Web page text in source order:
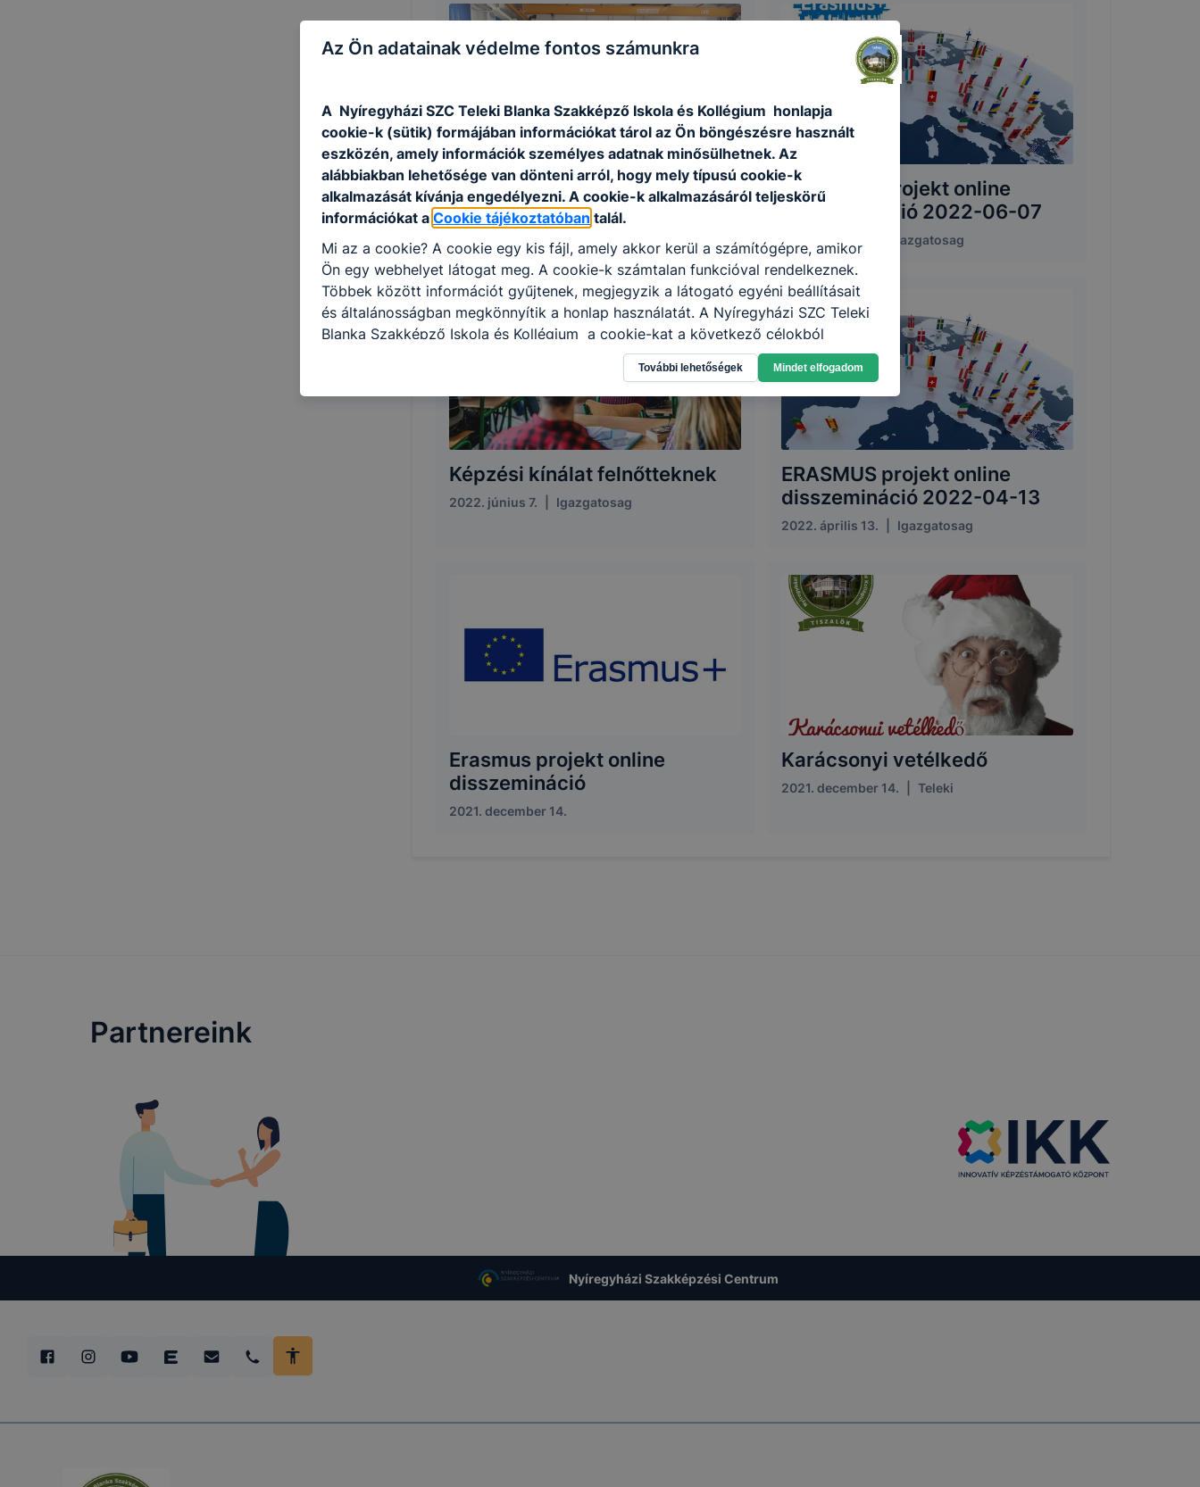
PÁLYAORIENTÁCIÓS TÁBOR A
TELEKIVEL
2022. július 4. Igazgatosag
ERASMUS projekt online
disszemináció 2022-06-07
2022. június 7. Igazgatosag
Képzési kínálat felnőtteknek
2022. június 7. Igazgatosag
ERASMUS projekt online
disszemináció 2022-04-13
2022. április 13. Igazgatosag
Erasmus projekt online
disszemináció
2021. december 14.
Karácsonyi vetélkedő
2021. december 14. Teleki
Partnereink
Nyíregyházi Szakképzési Centrum
Az Ön adatainak védelme fontos számunkra
A Nyíregyházi SZC Teleki Blanka Szakképző Iskola és Kollégium honlapja
cookie-k (sütik) formájában információkat tárol az Ön böngészésre használt
eszközén, amely információk személyes adatnak minősülhetnek. Az
alábbiakban lehetősége van dönteni arról, hogy mely típusú cookie-k
alkalmazását kívánja engedélyezni. A cookie-k alkalmazásáról teljeskörű
információkat a Cookie tájékoztatóban talál.
Mi az a cookie? A cookie egy kis fájl, amely akkor kerül a számítógépre, amikor
Ön egy webhelyet látogat meg. A cookie-k számtalan funkcióval rendelkeznek.
Többek között információt gyűjtenek, megjegyzik a látogató egyéni beállításait
és általánosságban megkönnyítik a honlap használatát. A Nyíregyházi SZC Teleki
Blanka Szakképző Iskola és Kollégium a cookie-kat a következő célokból
használja: információ gyűjtése azzal kapcsolatban, hogyan használja Ön a
honlapot -annak felmérésével, hogy a honlap melyik részeit látogatja, vagy
használja leginkább, így megtudhatjuk, hogyan biztosítsunk Önnek még jobb
felhasználói élményt, ha ismét meglátogatja oldalunkat, honlap fejlesztése.
Hogyan ellenőrizheti és hogyan tudja kikapcsolni a cookie-kat? Minden modern
böngésző engedélyezi a cookie-k beállításának a változtatását. A legtöbb
böngésző alapértelmezettként automatikusan elfogadja a cookie-kat, de ezek
általában megváltoztathatók. Felhívjuk figyelmét, hogy mivel a cookie-k célja
honlapunk használhatóságának és folyamatainak megkönnyítése vagy lehetővé
teljes körű használatára, vagy a honlap a tervezettől eltérően fog működni
További lehetőségek Mindet elfogadom